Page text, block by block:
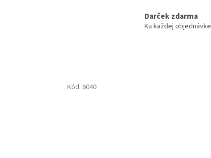
Darček zdarma
Ku každej objednávke
Kód: 6040